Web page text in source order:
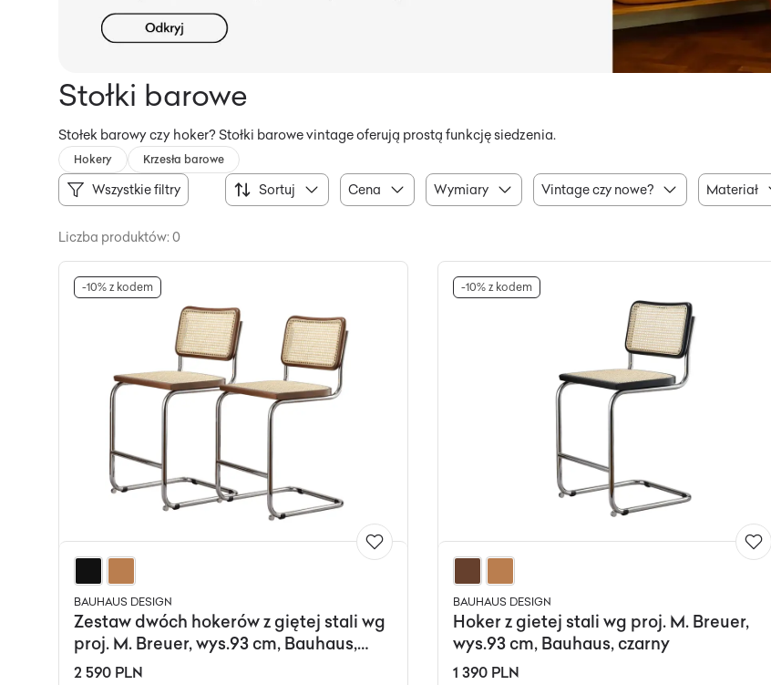
Stołki barowe
Stołek barowy czy hoker? Stołki barowe vintage oferują prostą funkcję siedzenia.
Hokery Krzesła barowe
Wszystkie filtry Sortuj Cena Wymiary Vintage czy nowe? Materiał
Liczba produktów: 0
-10% z kodem
BAUHAUS DESIGN
Zestaw dwóch hokerów z giętej stali wg
proj. M. Breuer, wys.93 cm, Bauhaus,
brązowe
2 590 PLN
-10% z kodem
BAUHAUS DESIGN
Hoker z gietej stali wg proj. M. Breuer,
wys.93 cm, Bauhaus, czarny
1 390 PLN